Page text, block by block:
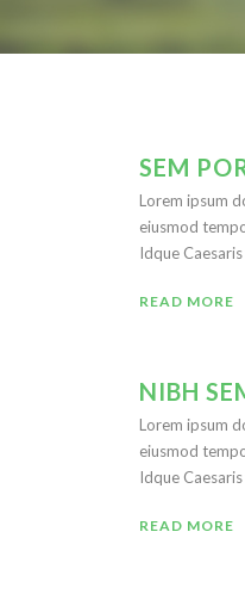
SEM
Lorem ipsum
eiusmod
Idque
READ MORE
NIBH
Lorem ipsum
eiusmod
Idque
READ MORE